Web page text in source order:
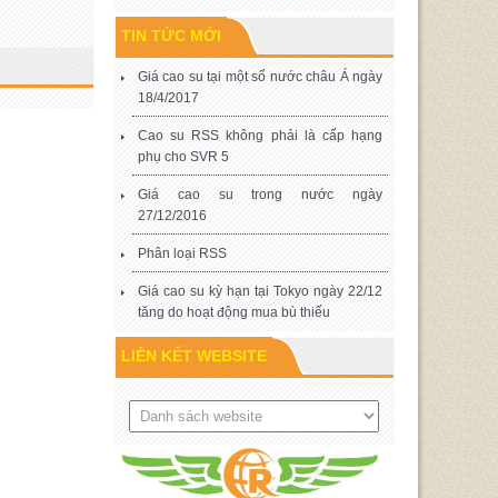
TIN TỨC MỚI
Giá cao su tại một số nước châu Á ngày
18/4/2017
Cao su RSS không phải là cấp hạng
phụ cho SVR 5
Giá cao su trong nước ngày
27/12/2016
Phân loại RSS
Giá cao su kỳ hạn tại Tokyo ngày 22/12
tăng do hoạt động mua bù thiếu
LIÊN KẾT WEBSITE